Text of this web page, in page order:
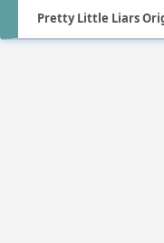
Pretty Little Liars